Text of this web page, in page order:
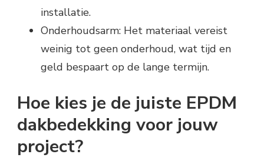
installatie.
Onderhoudsarm: Het materiaal vereist
weinig tot geen onderhoud, wat tijd en
geld bespaart op de lange termijn.
Hoe kies je de juiste EPDM
dakbedekking voor jouw
project?